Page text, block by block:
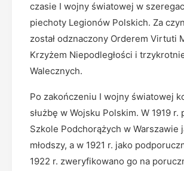
czasie I wojny światowej w
piechoty Legionów Polskich. Za
został odznaczony Orderem Virtuti
Krzyżem Niepodległości i
Walecznych.
Po zakończeniu I wojny światowej
służbę w Wojsku Polskim. W 1919 r.
Szkole Podchorążych w Warszawie
młodszy, a w 1921 r. jako
1922 r. zweryfikowano go na